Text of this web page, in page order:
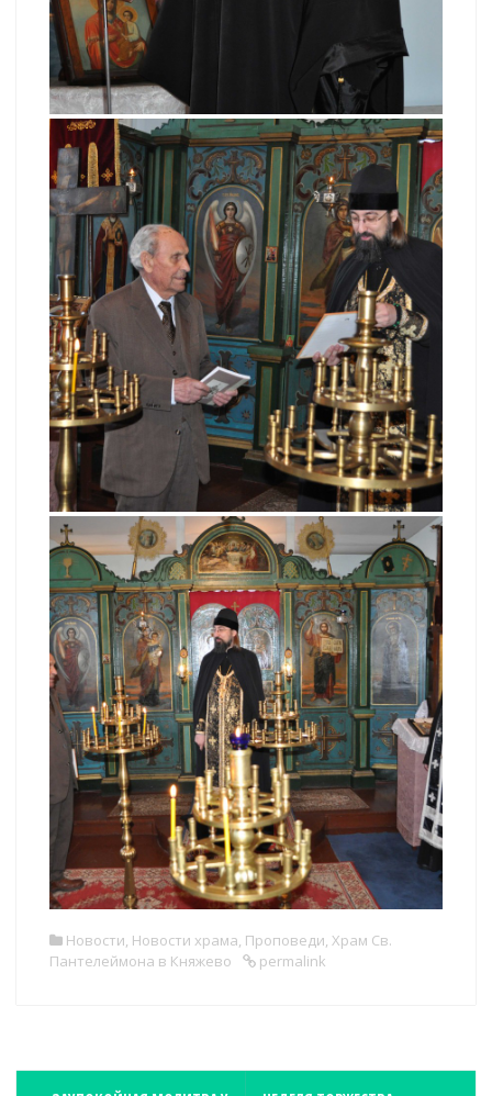
Новости, Новости храма, Проповеди, Храм Св.
Пантелеймона в Княжево
permalink